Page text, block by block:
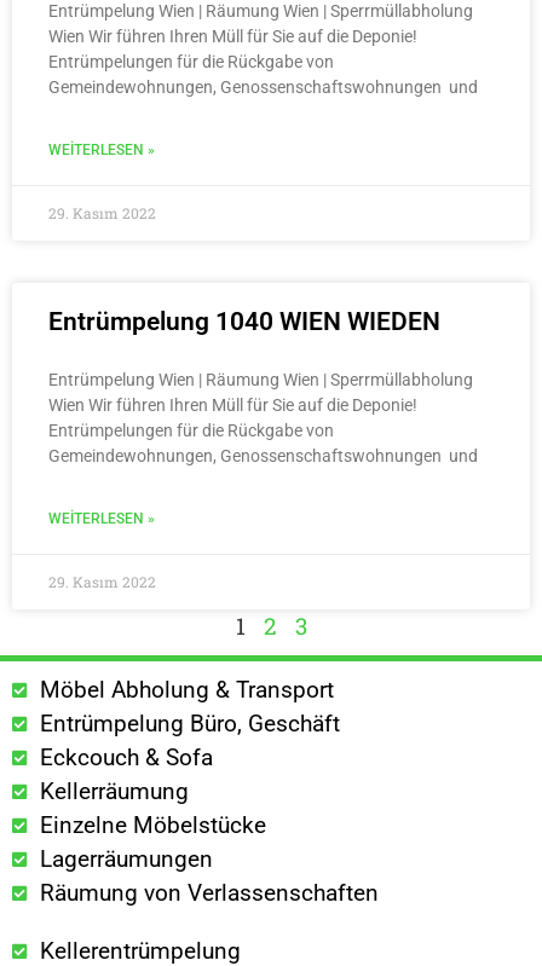
Entrümpelung Wien | Räumung Wien | Sperrmüllabholung
Wien Wir führen Ihren Müll für Sie auf die Deponie!
Entrümpelungen für die Rückgabe von
Gemeindewohnungen, Genossenschaftswohnungen und
WEITERLESEN »
29. Kasım 2022
Entrümpelung 1040 WIEN WIEDEN
Entrümpelung Wien | Räumung Wien | Sperrmüllabholung
Wien Wir führen Ihren Müll für Sie auf die Deponie!
Entrümpelungen für die Rückgabe von
Gemeindewohnungen, Genossenschaftswohnungen und
WEITERLESEN »
29. Kasım 2022
1 2 3
Möbel Abholung & Transport
Entrümpelung Büro, Geschäft
Eckcouch & Sofa
Kellerräumung
Einzelne Möbelstücke
Lagerräumungen
Räumung von Verlassenschaften
Kellerentrümpelung